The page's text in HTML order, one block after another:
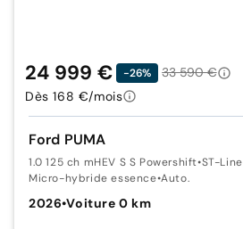
Ford PUMA
1.0 125 ch mHEV S S Powershift•ST-Line
Micro-hybride essence•Auto.
2026•Voiture 0 km
24 999 € -26%
33 590 €
Dès 168 €/mois